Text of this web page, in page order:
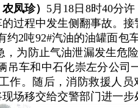
凤珍） 5月18日8时40分
过程中发生侧翻事故。
吨92#汽油的油罐面包
为防止气油泄漏发生
车和中石化崇左分公
作。随后，消防救援人
场移交给交警部门进一步